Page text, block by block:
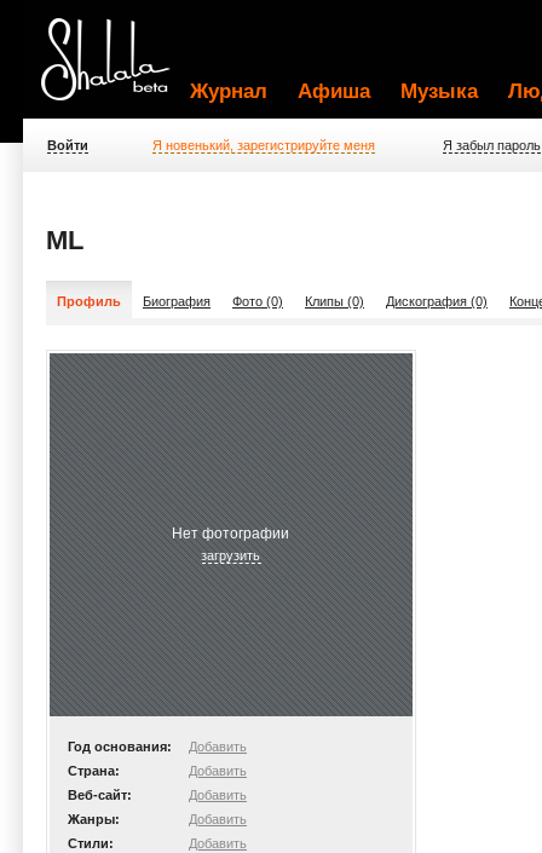
Журнал Афиша Музыка
Войти Я новенький, зарегистрируйте меня Я забыл пароль
ML
Профиль Биография Фото (0) Клипы (0) Дискография (0)
Нет фотографии
загрузить
Год основания:
Добавить
Страна:
Добавить
Веб-сайт:
Добавить
Жанры:
Добавить
Стили:
Добавить